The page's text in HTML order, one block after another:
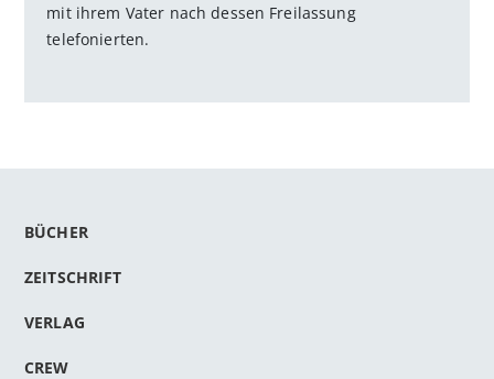
mit ihrem Vater nach dessen Freilassung
telefonierten.
BÜCHER
ZEITSCHRIFT
VERLAG
CREW